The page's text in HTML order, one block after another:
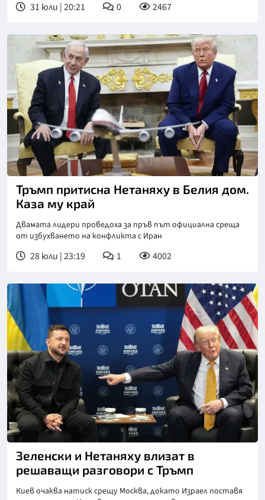
31 юли | 20:21 0 2467
Тръмп притисна Нетаняху в Белия дом.
Каза му край
Двамата лидери проведоха за пръв път официална среща
от избухването на конфликта с Иран
28 юли | 23:19 1 4002
Снимка: Асошиейтед прес
Зеленски и Нетаняху влизат в
решаващи разговори с Тръмп
Киев очаква натиск срещу Москва, докато Израел поставя